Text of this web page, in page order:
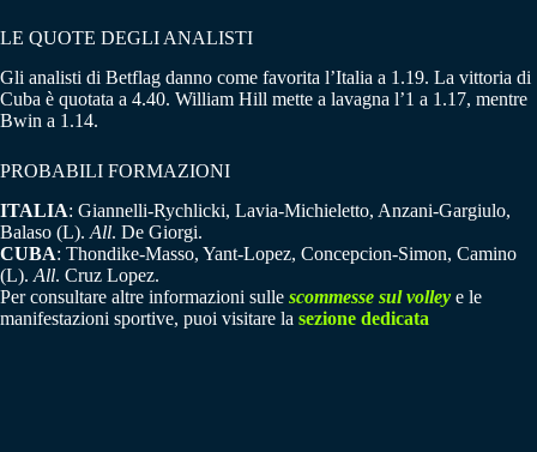
LE QUOTE DEGLI ANALISTI
Gli analisti di Betflag danno come favorita l’Italia a 1.19. La vittoria di
Cuba è quotata a 4.40. William Hill mette a lavagna l’1 a 1.17, mentre
Bwin a 1.14.
PROBABILI FORMAZIONI
ITALIA: Giannelli-Rychlicki, Lavia-Michieletto, Anzani-Gargiulo,
Balaso (L). All. De Giorgi.
CUBA: Thondike-Masso, Yant-Lopez, Concepcion-Simon, Camino
(L). All. Cruz Lopez.
Per consultare altre informazioni sulle scommesse sul volley e le
manifestazioni sportive, puoi visitare la sezione dedicata